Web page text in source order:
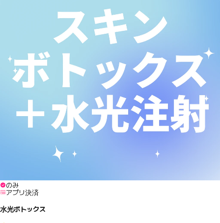
のみ
アプリ決済
水光ボトックス